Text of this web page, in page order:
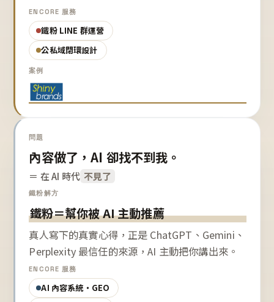
ENCORE 服務
鐵粉 LINE 群運營
公私域閉環設計
案例
問題
內容做了，AI 卻找不到我。
＝ 在 AI 時代 不見了
鐵粉解方
鐵粉＝幫你被 AI 主動推薦
真人寫下的真實心得，正是 ChatGPT、Gemini、
Perplexity 最信任的來源，AI 主動把你講出來。
ENCORE 服務
AI 內容系統・GEO